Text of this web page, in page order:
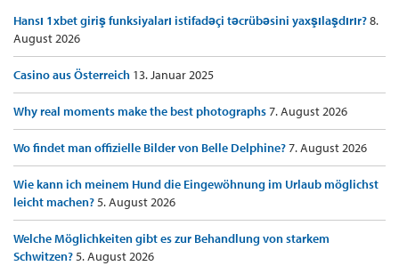
Hansı 1xbet giriş funksiyaları istifadəçi təcrübəsini yaxşılaşdırır?8.
August 2026
Casino aus Österreich 13. Januar 2025
Why real moments make the best photographs7. August 2026
Wo findet man offizielle Bilder von Belle Delphine?7. August 2026
Wie kann ich meinem Hund die Eingewöhnung im Urlaub möglichst
leicht machen?5. August 2026
Welche Möglichkeiten gibt es zur Behandlung von starkem
Schwitzen?5. August 2026